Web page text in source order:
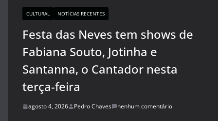
CULTURAL NOTÍCIAS RECENTES
Festa das Neves tem shows de
Fabiana Souto, Jotinha e
Santanna, o Cantador nesta
terça-feira
agosto 4, 2026 Pedro Chaves nenhum comentário